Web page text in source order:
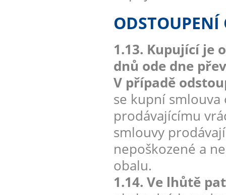
1.13. Kupující je
dnů ode dne
V případě
se kupní
prodávajícímu
smlouvy
nepoškozené a
obalu.
1.14. Ve lhůtě